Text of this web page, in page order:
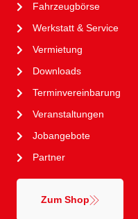
Fahrzeugbörse
Werkstatt & Service
Vermietung
Downloads
Terminvereinbarung
Veranstaltungen
Jobangebote
Partner
Zum Shop